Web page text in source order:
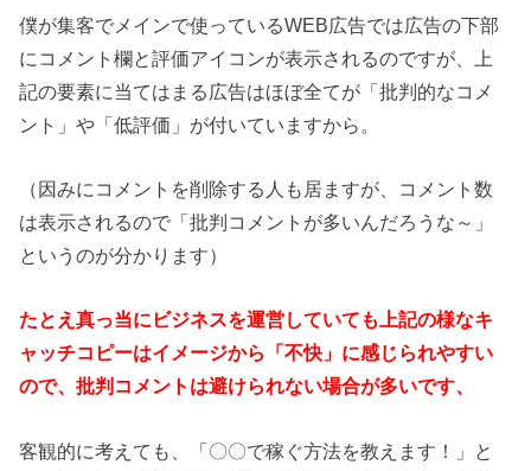
僕が集客でメインで使っているWEB広告では広告の下部
にコメント欄と評価アイコンが表示されるのですが、上
記の要素に当てはまる広告はほぼ全てが「批判的なコメ
ント」や「低評価」が付いていますから。
（因みにコメントを削除する人も居ますが、コメント数
は表示されるので「批判コメントが多いんだろうな～」
というのが分かります）
たとえ真っ当にビジネスを運営していても上記の様なキ
ャッチコピーはイメージから「不快」に感じられやすい
ので、批判コメントは避けられない場合が多いです、
客観的に考えても、「〇〇で稼ぐ方法を教えます！」と